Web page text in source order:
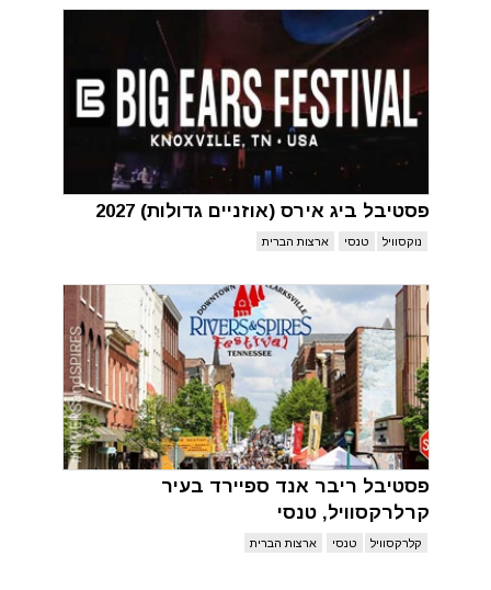
פסטיבל ביג אירס (אוזניים גדולות) 2027
נוקסוויל טנסי ארצות הברית
פסטיבל ריבר אנד ספיירד בעיר
קרלרקסוויל, טנסי
קלרקסוויל טנסי ארצות הברית